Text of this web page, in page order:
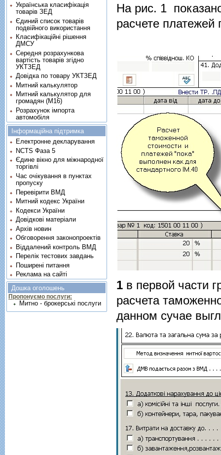
На рис. 1
расчете платежей
1 в первой части
расчета
данном сучае
Українська класифікація
товарів ЗЕД
Єдиний список товарів
подвійного використання
Класифікаційні рішення
ДМСУ
Середня розрахункова
вартість товарів згідно
УКТЗЕД
Довідка по товару УКТЗЕД
Митний калькулятор
Митний калькулятор для
громадян (М16)
Розрахунок імпорта
автомобіля
Інформаційна підтримка
Електронне декларування
NCTS Фаза 5
Єдине вікно для міжнародної
торгівлі
Час очікування в пунктах
пропуску
Перевірити ВМД
Митний кодекс України
Кодекси України
Довідкові матеріали
Архів новин
Обговорення законопроектів
Віддалений контроль ВМД
Перелік тестових завдань
Поширені питання
Реклама на сайті
Дошка оголошень
Пропонуємо послуги:
Митно - брокерські послуги